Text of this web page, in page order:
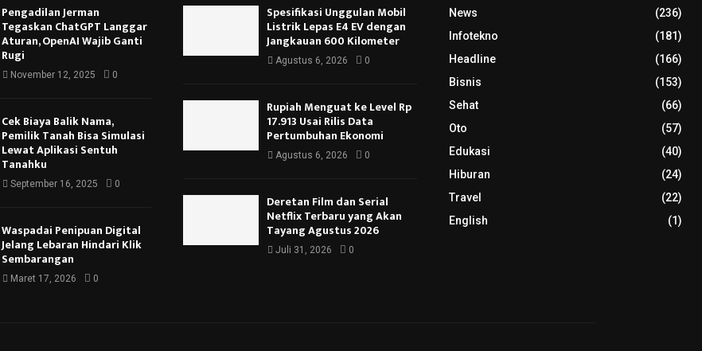
Pengadilan Jerman
Tegaskan ChatGPT Langgar
Aturan, OpenAI Wajib Ganti
Rugi
November 12, 2025 0
Cek Biaya Balik Nama,
Pemilik Tanah Bisa Simulasi
Lewat Aplikasi Sentuh
Tanahku
September 16, 2025 0
Waspadai Penipuan Digital
Jelang Lebaran Hindari Klik
Sembarangan
Maret 17, 2026 0
Spesifikasi Unggulan Mobil
Listrik Lepas E4 EV dengan
Jangkauan 600 Kilometer
Agustus 6, 2026 0
Rupiah Menguat ke Level Rp
17.913 Usai Rilis Data
Pertumbuhan Ekonomi
Agustus 6, 2026 0
Deretan Film dan Serial
Netflix Terbaru yang Akan
Tayang Agustus 2026
Juli 31, 2026 0
News
(236)
Infotekno
(181)
Headline
(166)
Bisnis
(153)
Sehat
(66)
Oto
(57)
Edukasi
(40)
Hiburan
(24)
Travel
(22)
English
(1)